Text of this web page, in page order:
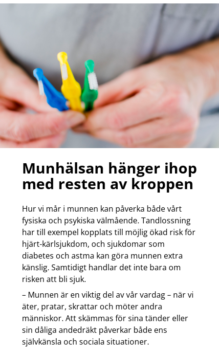
Munhälsan hänger ihop
med resten av kroppen
Hur vi mår i munnen kan påverka både vårt
fysiska och psykiska välmående. Tandlossning
har till exempel kopplats till möjlig ökad risk för
hjärt-kärlsjukdom, och sjukdomar som
diabetes och astma kan göra munnen extra
känslig. Samtidigt handlar det inte bara om
risken att bli sjuk.
– Munnen är en viktig del av vår vardag – när vi
äter, pratar, skrattar och möter andra
människor. Att skämmas för sina tänder eller
sin dåliga andedräkt påverkar både ens
självkänsla och sociala situationer.